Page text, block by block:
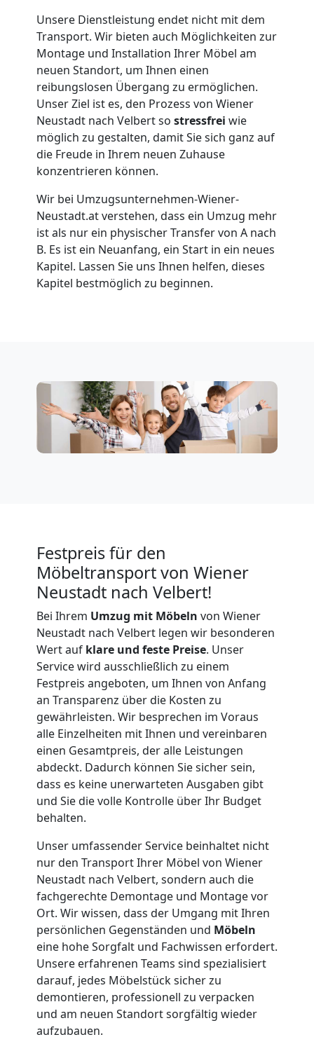
Unsere Dienstleistung endet nicht mit dem
Transport. Wir bieten auch Möglichkeiten zur
Montage und Installation Ihrer Möbel am
neuen Standort, um Ihnen einen
reibungslosen Übergang zu ermöglichen.
Unser Ziel ist es, den Prozess von Wiener
Neustadt nach Velbert so stressfrei wie
möglich zu gestalten, damit Sie sich ganz auf
die Freude in Ihrem neuen Zuhause
konzentrieren können.
Wir bei Umzugsunternehmen-Wiener-
Neustadt.at verstehen, dass ein Umzug mehr
ist als nur ein physischer Transfer von A nach
B. Es ist ein Neuanfang, ein Start in ein neues
Kapitel. Lassen Sie uns Ihnen helfen, dieses
Kapitel bestmöglich zu beginnen.
Festpreis für den
Möbeltransport von Wiener
Neustadt nach Velbert!
Bei Ihrem Umzug mit Möbeln von Wiener
Neustadt nach Velbert legen wir besonderen
Wert auf klare und feste Preise. Unser
Service wird ausschließlich zu einem
Festpreis angeboten, um Ihnen von Anfang
an Transparenz über die Kosten zu
gewährleisten. Wir besprechen im Voraus
alle Einzelheiten mit Ihnen und vereinbaren
einen Gesamtpreis, der alle Leistungen
abdeckt. Dadurch können Sie sicher sein,
dass es keine unerwarteten Ausgaben gibt
und Sie die volle Kontrolle über Ihr Budget
behalten.
Unser umfassender Service beinhaltet nicht
nur den Transport Ihrer Möbel von Wiener
Neustadt nach Velbert, sondern auch die
fachgerechte Demontage und Montage vor
Ort. Wir wissen, dass der Umgang mit Ihren
persönlichen Gegenständen und Möbeln
eine hohe Sorgfalt und Fachwissen erfordert.
Unsere erfahrenen Teams sind spezialisiert
darauf, jedes Möbelstück sicher zu
demontieren, professionell zu verpacken
und am neuen Standort sorgfältig wieder
aufzubauen.
LKW
Möbellift
Wiener
Neustadt
Übersiedlung
Wiener
Neustadt
Neustadt
Privatumzug
Tresortransport
Wiener
Neustadt
Umzug
für
Senioren
Wiener
Neustadt
Fernumzug
Wiener